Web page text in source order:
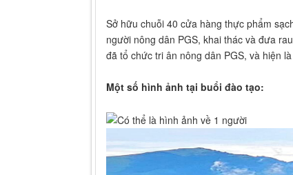
Sở hữu chuỗi 40 cửa hàng thực phẩm
người nông dân PGS, khai thác và đưa
đã tổ chức tri ân nông dân PGS, và hiện
Một số hình ảnh tại buổi đào tạo: